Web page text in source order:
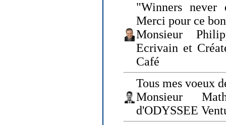
"Winners
Merci pour ce
Monsieur
Ecrivain et
Café
Tous mes voeux
Monsieur
d'ODYSSEE